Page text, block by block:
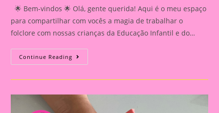
🌟 Bem-vindos 🌟 Olá, gente querida! Aqui é o meu espaço
para compartilhar com vocês a magia de trabalhar o
folclore com nossas crianças da Educação Infantil e do…
Continue Reading Sugestão
De
Para
Do
Folclore